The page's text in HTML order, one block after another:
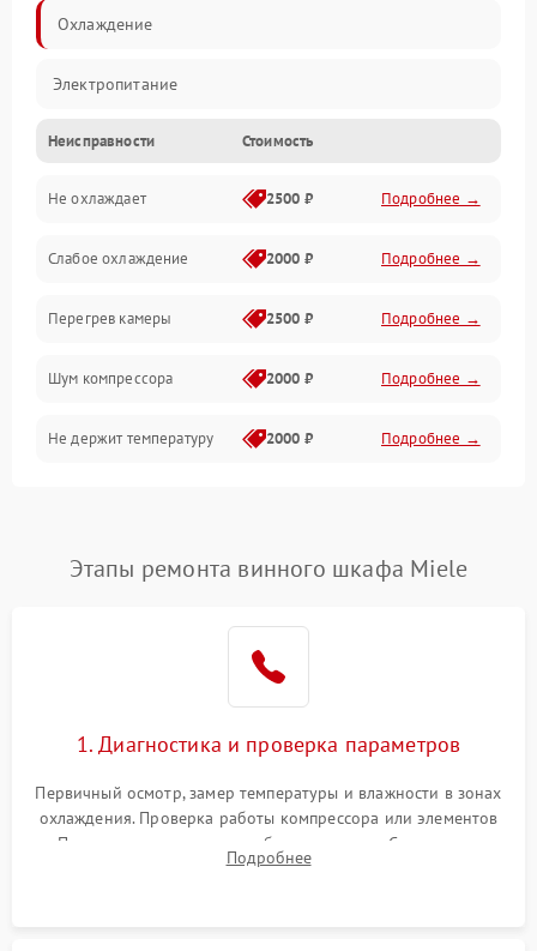
Охлаждение
Электропитание
Неисправности Стоимость
Не охлаждает 2500 ₽ Подробнее →
Слабое охлаждение 2000 ₽ Подробнее →
Перегрев камеры 2500 ₽ Подробнее →
Шум компрессора 2000 ₽ Подробнее →
Не держит температуру 2000 ₽ Подробнее →
Этапы ремонта винного шкафа Miele
1. Диагностика и проверка параметров
Первичный осмотр, замер температуры и влажности в зонах
охлаждения. Проверка работы компрессора или элементов
Пельтье, оценка уровня вибрации и шума. Считывание
ошибок с модуля управления.
Подробнее